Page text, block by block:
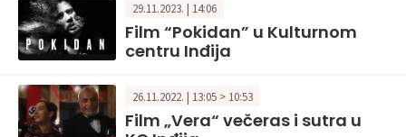
29.11.2023. | 14:06
Film “Pokidan” u Kulturnom
centru Inđija
26.11.2022. | 13:05 > 10:53
Film „Vera“ večeras i sutra u